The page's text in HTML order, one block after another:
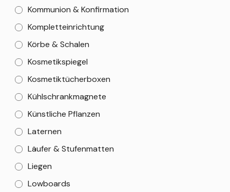
Kommunion & Konfirmation
Kompletteinrichtung
Körbe & Schalen
Kosmetikspiegel
Kosmetiktücherboxen
Kühlschrankmagnete
Künstliche Pflanzen
Laternen
Läufer & Stufenmatten
Liegen
Lowboards